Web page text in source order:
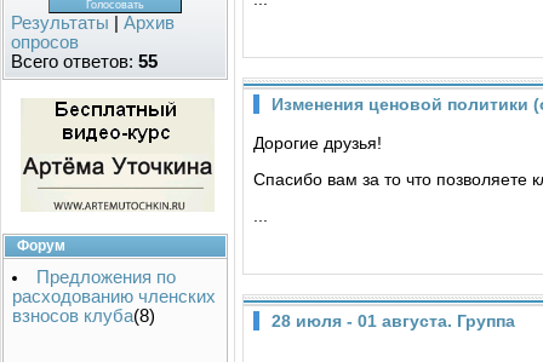
Результаты
Архив
опросов
Всего ответов: 55
Форум
Предложения по
расходованию членских
взносов клуба(8)
Изменения ценовой политики
Дорогие друзья!
Спасибо вам за то что позволяете
28 июля - 01 августа. Группа